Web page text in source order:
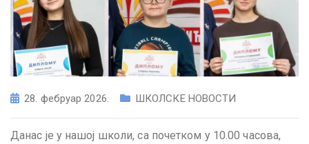
28. фебруар 2026. ШКОЛСКЕ НОВОСТИ
Данас је у нашој школи, са почетком у 10.00 часова,